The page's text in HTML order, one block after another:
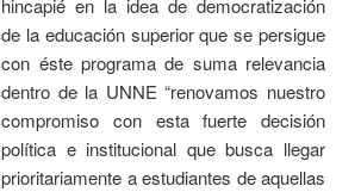
hincapié en la idea de democratización
de la educación superior que se persigue
con éste programa de suma relevancia
dentro de la UNNE “renovamos nuestro
compromiso con esta fuerte decisión
política e institucional que busca llegar
prioritariamente a estudiantes de aquellas